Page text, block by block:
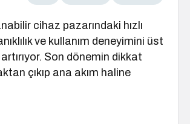
cihaz pazarındaki hızlı
ve kullanım deneyimini üst
Son dönemin dikkat
çıkıp ana akım haline